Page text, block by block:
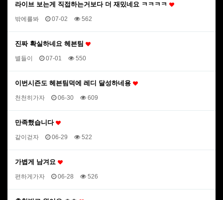
라이브 보는게 직접하는거보다 더 재밌네요 ㅋㅋㅋㅋ
밖에를봐 07-02 562
진짜 확실하네요 헤븐팀
별들이 07-01 550
이번시즌도 헤븐팀덕에 레디 달성하네용
천천히가자 06-30 609
만족했습니다
같이걷자 06-29 522
가볍게 남겨요
편하게가자 06-28 526